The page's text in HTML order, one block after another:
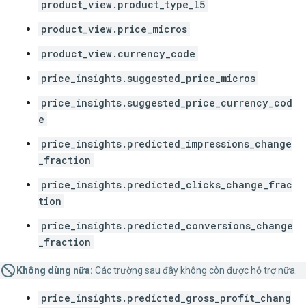
product_view.product_type_l5
product_view.price_micros
product_view.currency_code
price_insights.suggested_price_micros
price_insights.suggested_price_currency_cod
e
price_insights.predicted_impressions_change
_fraction
price_insights.predicted_clicks_change_frac
tion
price_insights.predicted_conversions_change
_fraction
Không dùng nữa: Các trường sau đây không còn được hỗ trợ nữa.
price_insights.predicted_gross_profit_chang